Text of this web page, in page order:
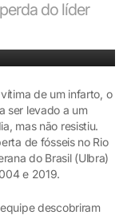
do líder
de um infarto, o
ser levado a um
mas não resistiu.
de fósseis no Rio
do Brasil (Ulbra)
e 2019.
descobriram